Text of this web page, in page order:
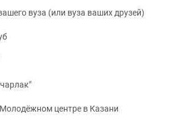
вуза (или вуза ваших друзей)
центре в Казани